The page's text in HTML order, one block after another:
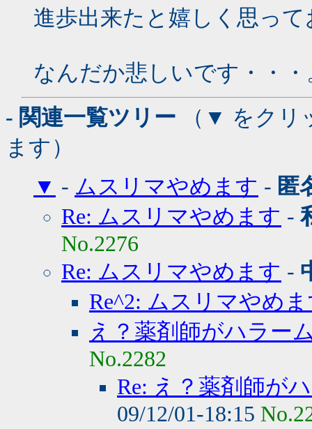
進歩出来たと嬉しく思っ
なんだか悲しいです・・・
- 関連一覧ツリー （▼ をクリ
ます）
▼ - ムスリマやめます - 匿
Re: ムスリマやめます -
No.2276
Re: ムスリマやめます -
Re^2: ムスリマやめ
え？薬剤師がハラー
No.2282
Re: え？薬剤師が
09/12/01-18:15